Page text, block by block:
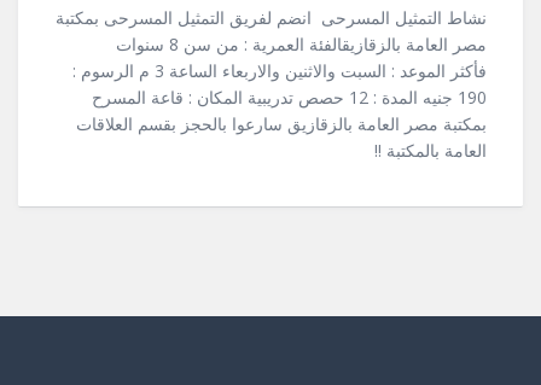
نشاط التمثيل المسرحى انضم لفريق التمثيل المسرحى بمكتبة
مصر العامة بالزقازيقالفئة العمرية : من سن 8 سنوات
فأكثر الموعد : السبت والاثنين والاربعاء الساعة 3 م الرسوم :
190 جنيه المدة : 12 حصص تدريبية المكان : قاعة المسرح
بمكتبة مصر العامة بالزقازيق سارعوا بالحجز بقسم العلاقات
العامة بالمكتبة !!